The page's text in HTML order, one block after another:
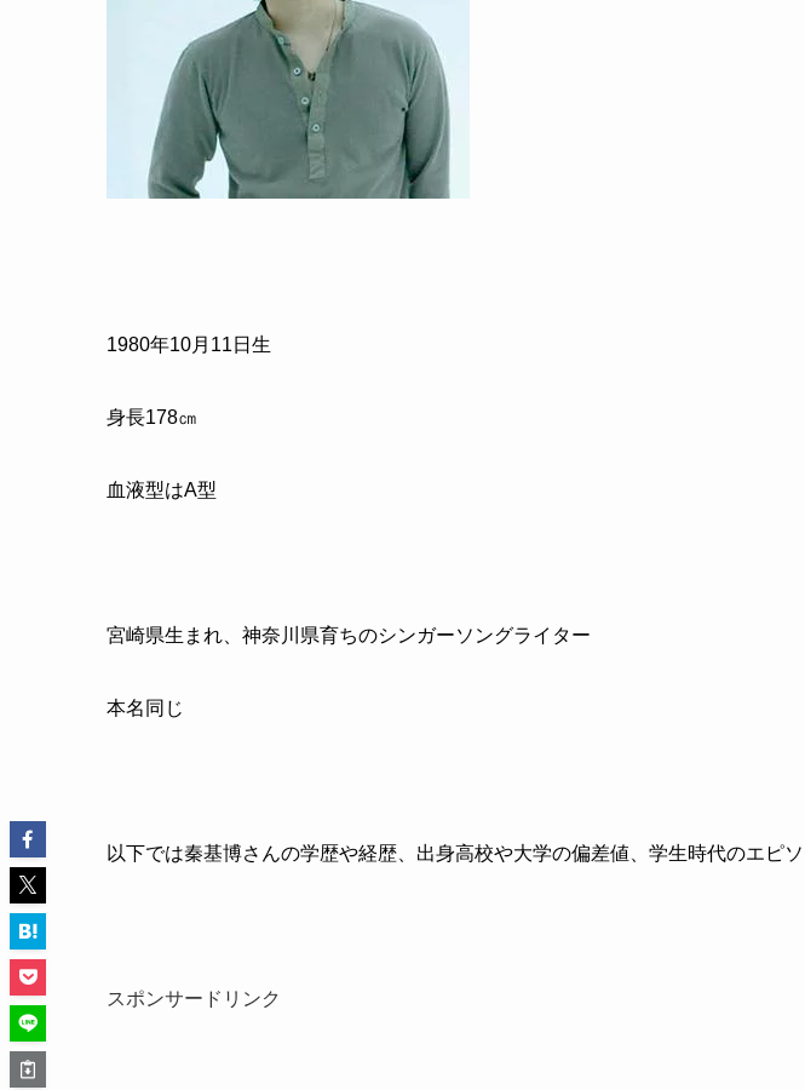
1980年10月 11 日生
身長178㎝
血液型はA型
宮崎県生まれ、神奈川県育ちのシンガーソングライター
本名同じ
以下では秦基博さんの学歴や経歴、出身高校や大学の偏差値、学生時代のエピ
スポンサードリンク